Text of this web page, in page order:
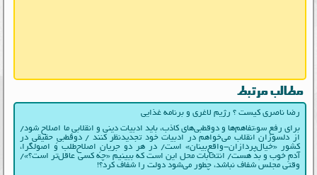
مطالب مرتبط
رضا ناصری کیست ؟ رژیم لاغری و برنامه غذایی
برای رفع سوءتفاهم‌ها و دوقطبی‌های کاذب، باید ادبیات دینی و انقلابیِ ما اصلاح شود/
از دلسوزان انقلاب می‌خواهم در ادبیات‌ خود تجدیدنظر کنند / دوقطبیِ حقیقی در
کشور «خیال‌پردازان-واقع‌بینان» است/ در هر دو جریانِ اصلاح‌طلب و اصولگرا،
آدمِ خوب و بد هست/ انتخابات محل این است که ببینیم «چه کسی عاقل‌تر است؟»/
وقتی مجلس شفاف نباشد، چطور می‌شود دولت را شفاف کرد؟!